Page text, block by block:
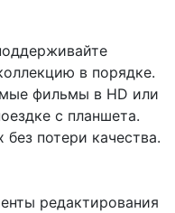
в порядке.
фильмы в HD или
с планшета.
потери качества.
редактирования